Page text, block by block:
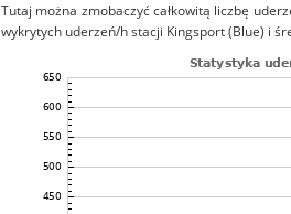
Tutaj można zmobaczyć całkowitą liczbę
wykrytych uderzeń/h stacji Kingsport (Blue) i